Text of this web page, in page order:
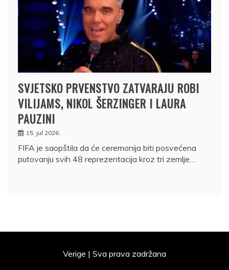
SVJETSKO PRVENSTVO ZATVARAJU ROBI
VILIJAMS, NIKOL ŠERZINGER I LAURA
PAUZINI
15. jul 2026.
FIFA je saopštila da će ceremonija biti posvećena
putovanju svih 48 reprezentacija kroz tri zemlje…
Verige | Sva prava zadržana